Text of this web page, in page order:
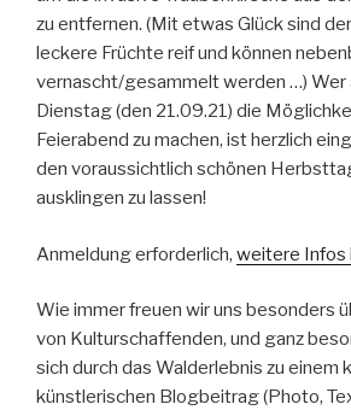
zu entfernen. (Mit etwas Glück sind
leckere Früchte reif und können
vernascht/gesammelt werden …) Wer
Dienstag (den 21.09.21) die
Feierabend zu machen, ist herzlich
den voraussichtlich schönen
ausklingen zu lassen!
Anmeldung erforderlich, weitere Infos
Wie immer freuen wir uns besonders
von Kulturschaffenden, und ganz
sich durch das Walderlebnis zu einem
künstlerischen Blogbeitrag (Photo,